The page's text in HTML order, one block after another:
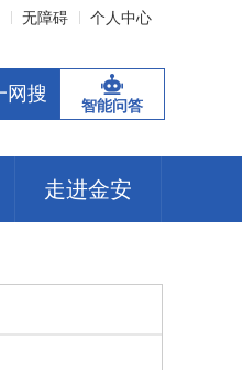
无障碍 个人中心
智能问答
走进金安